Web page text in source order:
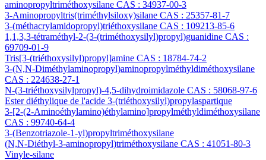
aminopropyltriméthoxysilane CAS : 34937-00-3
3-Aminopropyltris(triméthylsiloxy)silane CAS : 25357-81-7
3-(méthacrylamidopropyl)triéthoxysilane CAS : 109213-85-6
1,1,3,3-tétraméthyl-2-(3-(triméthoxysilyl)propyl)guanidine CAS :
69709-01-9
Tris[3-(triéthoxysilyl)propyl]amine CAS : 18784-74-2
3-(N,N-Diméthylaminopropyl)aminopropylméthyldiméthoxysilane
CAS : 224638-27-1
N-(3-triéthoxysilylpropyl)-4,5-dihydroimidazole CAS : 58068-97-6
Ester diéthylique de l'acide 3-(triéthoxysilyl)propylaspartique
3-[2-(2-Aminoéthylamino)éthylamino]propylméthyldiméthoxysilane
CAS : 99740-64-4
3-(Benzotriazole-1-yl)propyltriméthoxysilane
(N,N-Diéthyl-3-aminopropyl)triméthoxysilane CAS : 41051-80-3
Vinyle-silane